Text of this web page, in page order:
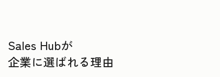
Sales Hubが
企業に選ばれる理由